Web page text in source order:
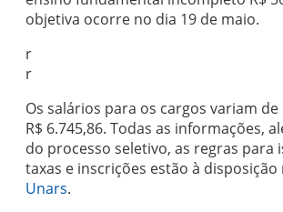
objetiva ocorre no dia 19 de maio.
r
r
Os salários para os cargos variam de
R$ 6.745,86. Todas as informações,
do processo seletivo, as regras para
taxas e inscrições estão à disposição
Unars.